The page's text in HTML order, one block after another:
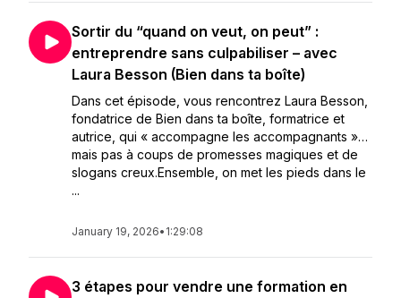
Sortir du “quand on veut, on peut” :
entreprendre sans culpabiliser – avec
Laura Besson (Bien dans ta boîte)
Dans cet épisode, vous rencontrez Laura Besson,
fondatrice de Bien dans ta boîte, formatrice et
autrice, qui « accompagne les accompagnants »…
mais pas à coups de promesses magiques et de
slogans creux.Ensemble, on met les pieds dans le
...
January 19, 2026• 1:29:08
3 étapes pour vendre une formation en